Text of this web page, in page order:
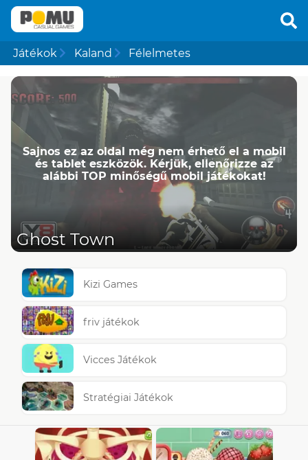
Játékok Kaland Félelmetes
Sajnos ez az oldal még nem érhető el a mobil
és tablet eszközök. Kérjük, ellenőrizze az
alábbi TOP minőségű mobil játékokat!
Ghost Town
Kizi Games
friv játékok
Vicces Játékok
Stratégiai Játékok